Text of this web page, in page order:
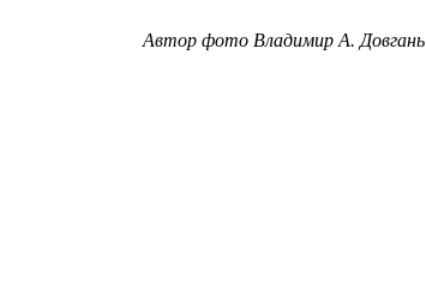
Автор фото Владимир А. Довгань